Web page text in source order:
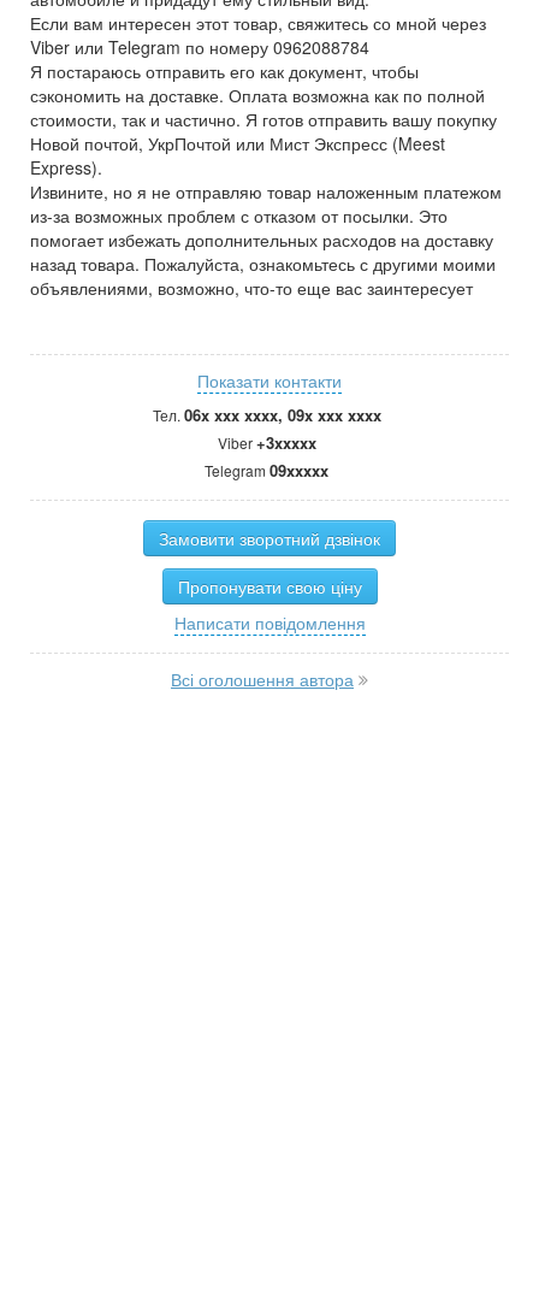
Если вам интересен этот товар, свяжитесь со мной через
Viber или Telegram по номеру 0962088784
Я постараюсь отправить его как документ, чтобы
сэкономить на доставке. Оплата возможна как по полной
стоимости, так и частично. Я готов отправить вашу покупку
Новой почтой, УкрПочтой или Мист Экспресс (Meest
Express).
Извините, но я не отправляю товар наложенным платежом
из-за возможных проблем с отказом от посылки. Это
помогает избежать дополнительных расходов на доставку
назад товара. Пожалуйста, ознакомьтесь с другими моими
объявлениями, возможно, что-то еще вас заинтересует
Показати контакти
Тел. 06x xxx xxxx, 09x xxx xxxx
Viber+3xxxxx
Telegram 09xxxxx
Замовити зворотний дзвінок
Пропонувати свою ціну
Написати повідомлення
Всі оголошення автора